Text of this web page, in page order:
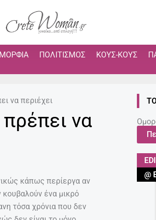
ΠΟΛΙΤΙΣΜΌΣ ΚΟΥΣ-ΚΟΥΣ
να περιέχει
να
κάπως περίεργα αν
ένα μικρό
τόσα χρόνια που δεν
@